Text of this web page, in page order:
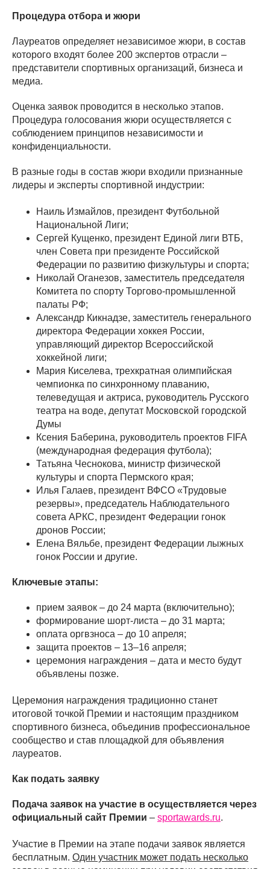
Процедура отбора и жюри
Лауреатов определяет независимое жюри, в состав
которого входят более 200 экспертов отрасли –
представители спортивных организаций, бизнеса и
медиа.
Оценка заявок проводится в несколько этапов.
Процедура голосования жюри осуществляется с
соблюдением принципов независимости и
конфиденциальности.
В разные годы в состав жюри входили признанные
лидеры и эксперты спортивной индустрии:
Наиль Измайлов, президент Футбольной
Национальной Лиги;
Сергей Кущенко, президент Единой лиги ВТБ,
член Совета при президенте Российской
Федерации по развитию физкультуры и спорта;
Николай Оганезов, заместитель председателя
Комитета по спорту Торгово-промышленной
палаты РФ;
Александр Кикнадзе, заместитель генерального
директора Федерации хоккея России,
управляющий директор Всероссийской
хоккейной лиги;
Мария Киселева, трехкратная олимпийская
чемпионка по синхронному плаванию,
телеведущая и актриса, руководитель Русского
театра на воде, депутат Московской городской
Думы
Ксения Баберина, руководитель проектов FIFA
(международная федерация футбола);
Татьяна Чеснокова, министр физической
культуры и спорта Пермского края;
Илья Галаев, президент ВФСО «Трудовые
резервы», председатель Наблюдательного
совета АРКС, президент Федерации гонок
дронов России;
Елена Вяльбе, президент Федерации лыжных
гонок России и другие.
Ключевые этапы:
прием заявок – до 24 марта (включительно);
формирование шорт-листа – до 31 марта;
оплата оргвзноса – до 10 апреля;
защита проектов – 13–16 апреля;
церемония награждения – дата и место будут
объявлены позже.
Церемония награждения традиционно станет
итоговой точкой Премии и настоящим праздником
спортивного бизнеса, объединив профессиональное
сообщество и став площадкой для объявления
лауреатов.
Как подать заявку
Подача заявок на участие в осуществляется через
официальный сайт Премии – sportawards.ru.
Участие в Премии на этапе подачи заявок является
бесплатным. Один участник может подать несколько